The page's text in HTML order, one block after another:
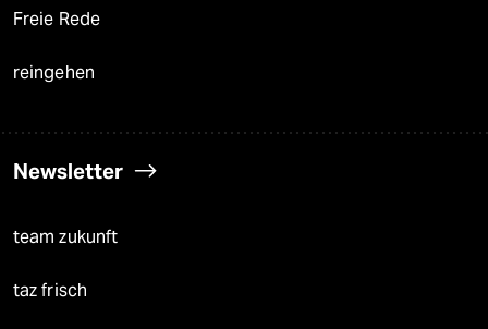
Freie Rede
reingehen
Newsletter
team zukunft
taz frisch